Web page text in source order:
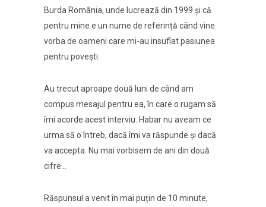
Burda România, unde lucrează din 1999 și că
pentru mine e un nume de referință când vine
vorba de oameni care mi-au insuflat pasiunea
pentru povești.
Au trecut aproape două luni de când am
compus mesajul pentru ea, în care o rugam să
îmi acorde acest interviu. Habar nu aveam ce
urma să o întreb, dacă îmi va răspunde și dacă
va accepta. Nu mai vorbisem de ani din două
cifre…
Răspunsul a venit în mai puțin de 10 minute,